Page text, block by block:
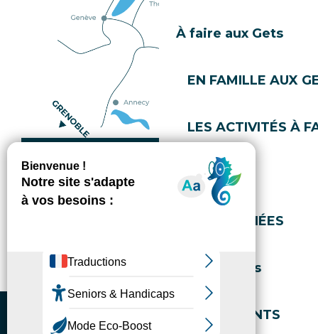
À faire aux Gets
EN FAMILLE AUX
LES ACTIVITÉS À
GOLF
RANDONNÉES
Évènements
EVÈNEMENTS
Gérer l'accessibilité numérique